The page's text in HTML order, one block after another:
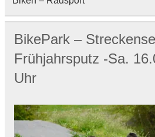
BikePark –
Frühjahrsputz -Sa.
Uhr